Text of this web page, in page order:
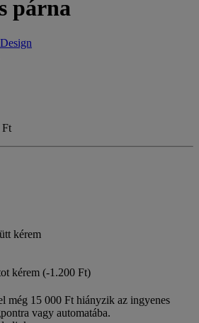
párna
Ft
kérem
kérem (-1.200 Ft)
még 15 000 Ft hiányzik az ingyenes
vagy automatába.